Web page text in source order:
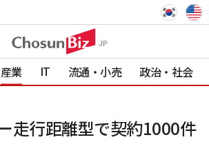
産業 IT 流通・小売 政治・社会
走行距離型で契約1000件